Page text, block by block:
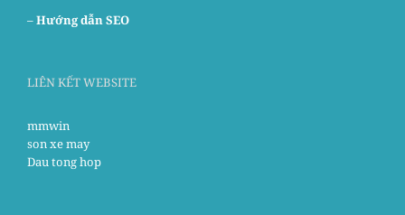
–Hướng dẫn SEO
LIÊN KẾT WEBSITE
mmwin
son xe may
Dau tong hop